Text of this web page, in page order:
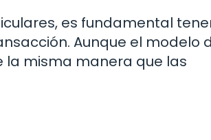
es fundamental
Aunque el modelo
la misma manera que las